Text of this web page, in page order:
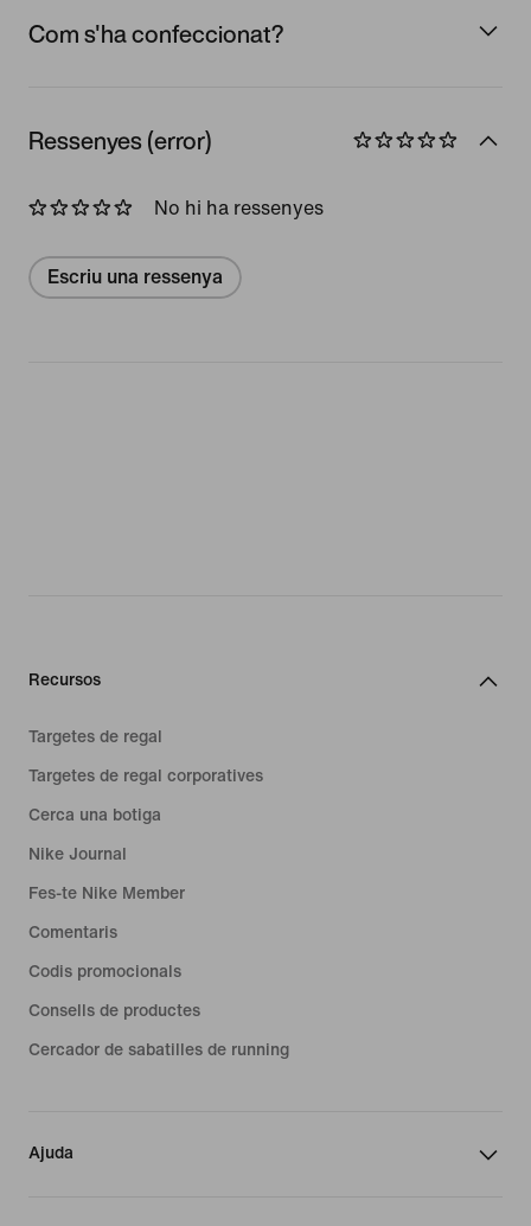
Com s'ha confeccionat?
Ressenyes (error)
No hi ha ressenyes
Escriu una ressenya
Recursos
Targetes de regal
Targetes de regal corporatives
Cerca una botiga
Nike Journal
Fes-te Nike Member
Comentaris
Codis promocionals
Consells de productes
Cercador de sabatilles de running
Ajuda